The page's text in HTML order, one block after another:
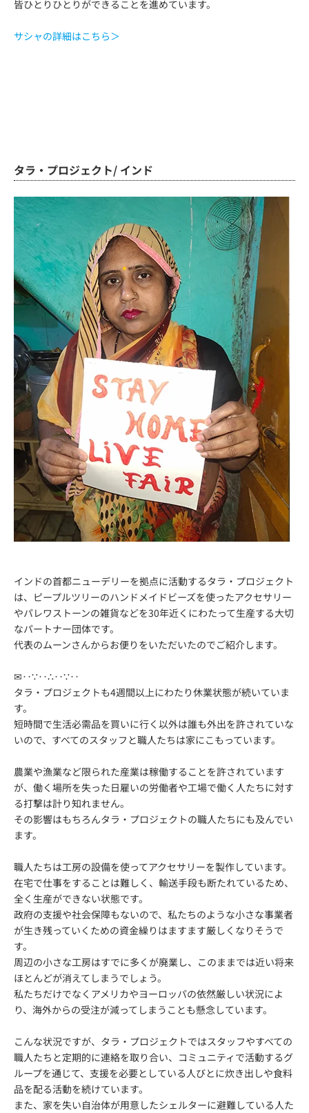
皆ひとりひとりができることを進めています。
サシャの詳細はこちら＞
タラ・プロジェクト/ インド
インドの首都ニューデリーを拠点に活動するタラ・プロジェクト
は、ピープルツリーのハンドメイドビーズを使ったアクセサリー
やパレワストーンの雑貨などを30年近くにわたって生産する大切
なパートナー団体です。
代表のムーンさんからお便りをいただいたのでご紹介します。
✉‥∵‥∴‥∵‥
タラ・プロジェクトも4週間以上にわたり休業状態が続いていま
す。
短時間で生活必需品を買いに行く以外は誰も外出を許されていな
いので、すべてのスタッフと職人たちは家にこもっています。
農業や漁業など限られた産業は稼働することを許されています
が、働く場所を失った日雇いの労働者や工場で働く人たちに対す
る打撃は計り知れません。
その影響はもちろんタラ・プロジェクトの職人たちにも及んでい
ます。
職人たちは工房の設備を使ってアクセサリーを製作しています。
在宅で仕事をすることは難しく、輸送手段も断たれているため、
全く生産ができない状態です。
政府の支援や社会保障もないので、私たちのような小さな事業者
が生き残っていくための資金繰りはますます厳しくなりそうで
す。
周辺の小さな工房はすでに多くが廃業し、このままでは近い将来
ほとんどが消えてしまうでしょう。
私たちだけでなくアメリカやヨーロッパの依然厳しい状況によ
り、海外からの受注が減ってしまうことも懸念しています。
こんな状況ですが、タラ・プロジェクトではスタッフやすべての
職人たちと定期的に連絡を取り合い、コミュニティで活動するグ
ループを通じて、支援を必要としている人びとに炊き出しや食料
品を配る活動を続けています。
また、家を失い自治体が用意したシェルターに避難している人た